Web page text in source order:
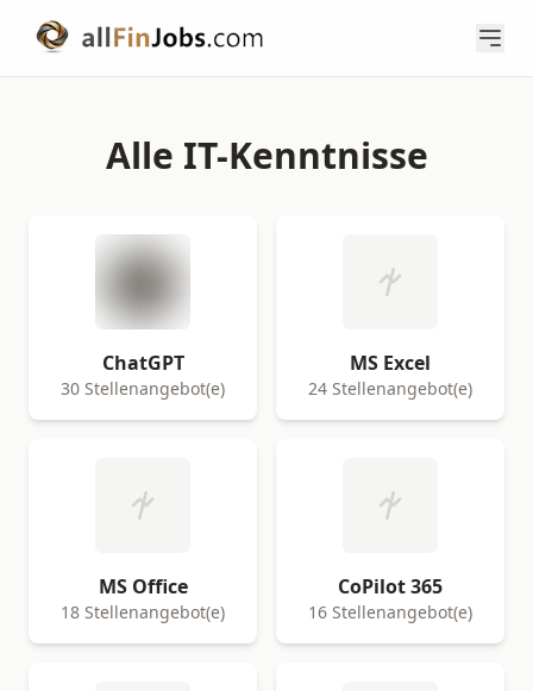
Alle IT-Kenntnisse
ChatGPT
30 Stellenangebot(e)
MS Excel
24 Stellenangebot(e)
MS Office
18 Stellenangebot(e)
CoPilot 365
16 Stellenangebot(e)